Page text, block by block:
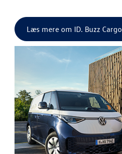
Læs mere om ID. Buzz Cargo